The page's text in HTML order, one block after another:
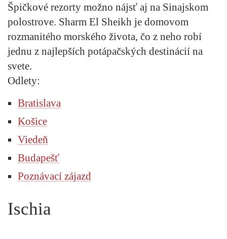
Špičkové rezorty možno nájsť aj na Sinajskom
polostrove. Sharm El Sheikh je domovom
rozmanitého morského života, čo z neho robí
jednu z najlepších potápačských destinácií na
svete.
Odlety:
Bratislava
Košice
Viedeň
Budapešť
Poznávací zájazd
Ischia